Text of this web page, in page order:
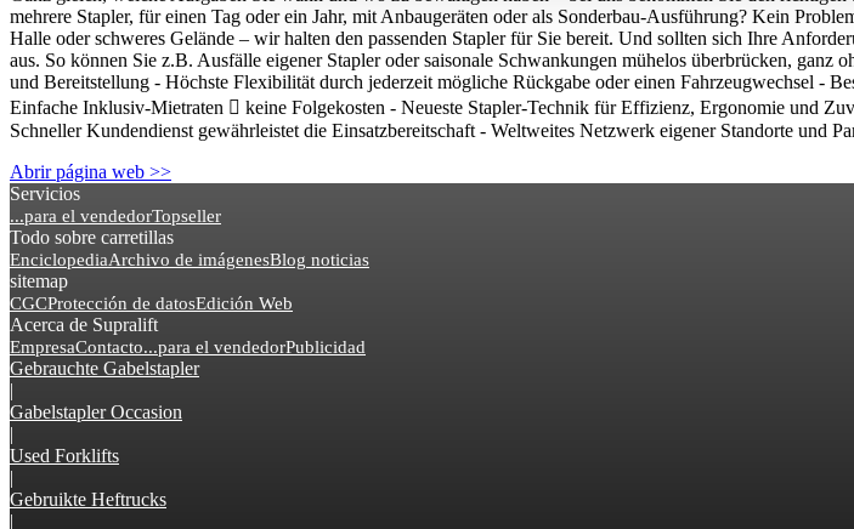
mehrere Stapler, für einen Tag oder ein Jahr, mit Anbaugeräten oder als Sonderbau-Ausführung? Kein
Halle oder schweres Gelände – wir halten den passenden Stapler für Sie bereit. Und sollten sich Ihre
aus. So können Sie z.B. Ausfälle eigener Stapler oder saisonale Schwankungen mühelos überbrücken,
und Bereitstellung - Höchste Flexibilität durch jederzeit mögliche Rückgabe oder einen Fahrzeugwechsel -
Einfache Inklusiv-Mietraten  keine Folgekosten - ‪Neueste Stapler-Technik für Effizienz, Ergonomie und
Schneller Kundendienst gewährleistet die Einsatzbereitschaft - Weltweites Netzwerk eigener Standorte und
Abrir página web >>
Servicios
...para el vendedorTopseller
Todo sobre carretillas
EnciclopediaArchivo de imágenesBlog noticias
sitemap
CGCProtección de datosEdición Web
Acerca de Supralift
EmpresaContacto...para el vendedorPublicidad
Gebrauchte Gabelstapler
|
Gabelstapler Occasion
|
Used Forklifts
|
Gebruikte Heftrucks
|